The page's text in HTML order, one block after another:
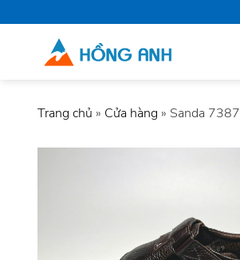
to
Trang chủ » Cửa hàng » Sanda 7387